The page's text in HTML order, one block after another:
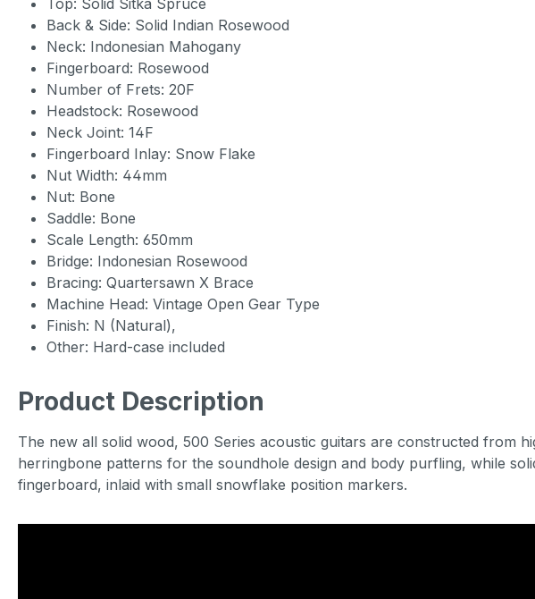
Top: Solid Sitka Spruce
Back & Side: Solid Indian Rosewood
Neck: Indonesian Mahogany
Fingerboard: Rosewood
Number of Frets: 20F
Headstock: Rosewood
Neck Joint: 14F
Fingerboard Inlay: Snow Flake
Nut Width: 44mm
Nut: Bone
Saddle: Bone
Scale Length: 650mm
Bridge: Indonesian Rosewood
Bracing: Quartersawn X Brace
Machine Head: Vintage Open Gear Type
Finish: N (Natural),
Other: Hard-case included
Product Description
The new all solid wood, 500 Series acoustic guitars are constructed from
herringbone patterns for the soundhole design and body purfling, while
fingerboard, inlaid with small snowflake position markers.